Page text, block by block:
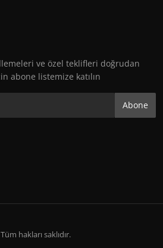
ve özel teklifleri doğrudan
abone listemize katılın
Abone
hakları saklıdır.